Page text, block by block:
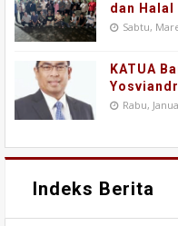
dan
Sabtu,
KATUA
Rabu,
Indeks Berita